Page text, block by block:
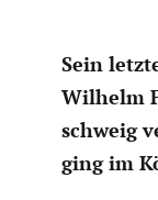
Sein
Wilhelm
schweig
ging im